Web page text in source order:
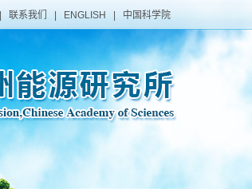
联系我们 ENGLISH 中国科学院